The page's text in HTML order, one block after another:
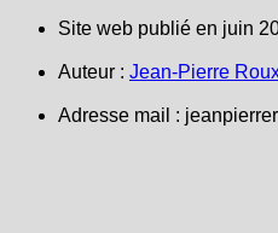
Site web publié en juin
Auteur : Jean-Pierre
Adresse mail :